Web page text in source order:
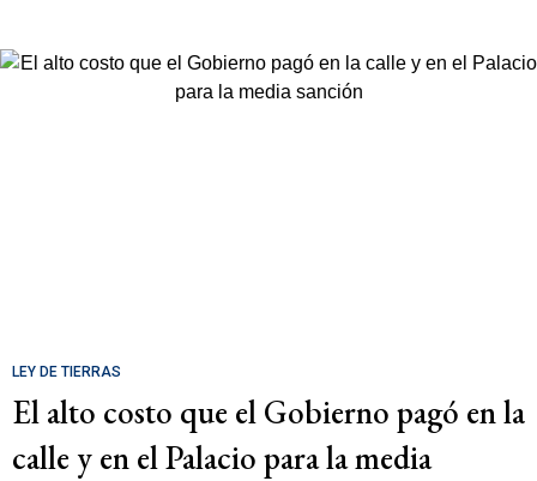
LEY DE TIERRAS
El alto costo que el Gobierno pagó en la
calle y en el Palacio para la media